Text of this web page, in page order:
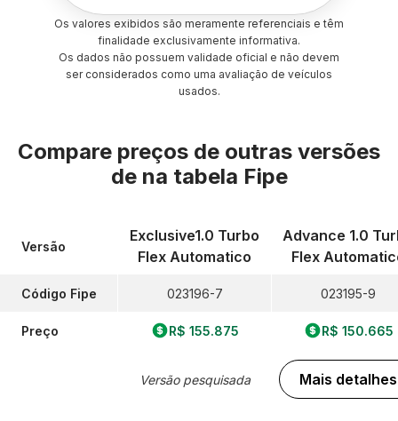
Os valores exibidos são meramente referenciais e têm
finalidade exclusivamente informativa.
Os dados não possuem validade oficial e não devem
ser considerados como uma avaliação de veículos
usados.
Compare preços de outras versões
de na tabela Fipe
Versão
Código Fipe
Preço
Exclusive1.0 Turbo
Flex Automatico
023196-7
R$ 155.875
Versão pesquisada
Advance 1.0
Flex
023195-9
R$ 150.665
Mais detalhes